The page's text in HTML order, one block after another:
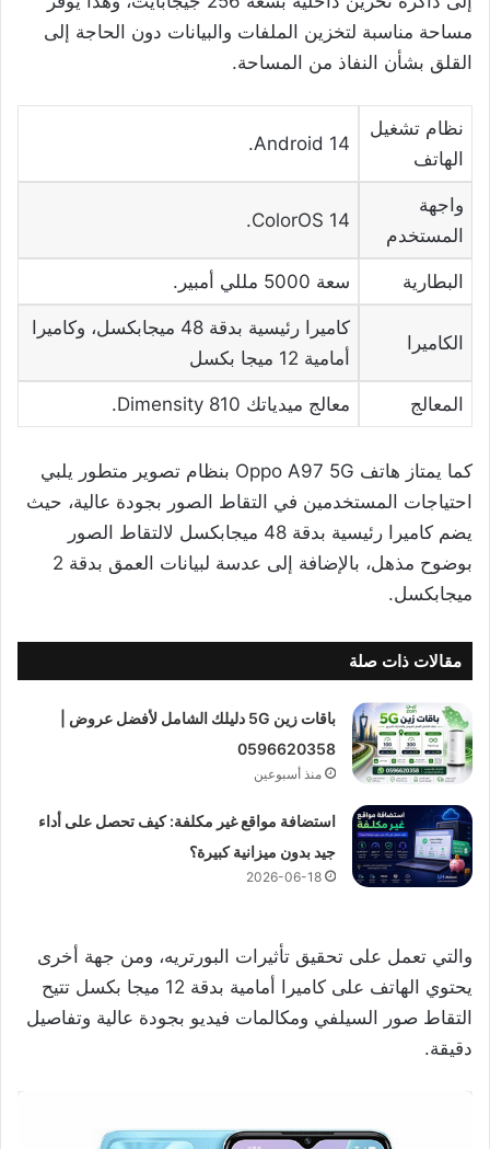
مساحة مناسبة لتخزين الملفات والبيانات دون الحاجة إلى
القلق بشأن النفاذ من المساحة.
نظام تشغيل
الهاتف
Android 14.
واجهة
المستخدم
ColorOS 14.
البطارية سعة 5000 مللي أمبير.
الكاميرا
كاميرا رئيسية بدقة 48 ميجابكسل، وكاميرا
أمامية 12 ميجا بكسل
المعالج معالج ميدياتك Dimensity 810.
كما يمتاز هاتف Oppo A97 5G بنظام تصوير متطور يلبي
احتياجات المستخدمين في التقاط الصور بجودة عالية، حيث
يضم كاميرا رئيسية بدقة 48 ميجابكسل لالتقاط الصور
بوضوح مذهل، بالإضافة إلى عدسة لبيانات العمق بدقة 2
ميجابكسل.
مقالات ذات صلة
باقات زين 5G دليلك الشامل لأفضل عروض |
0596620358
منذ أسبوعين
استضافة مواقع غير مكلفة: كيف تحصل على أداء
جيد بدون ميزانية كبيرة؟
2026-06-18
والتي تعمل على تحقيق تأثيرات البورتريه، ومن جهة أخرى
يحتوي الهاتف على كاميرا أمامية بدقة 12 ميجا بكسل تتيح
التقاط صور السيلفي ومكالمات فيديو بجودة عالية وتفاصيل
دقيقة.